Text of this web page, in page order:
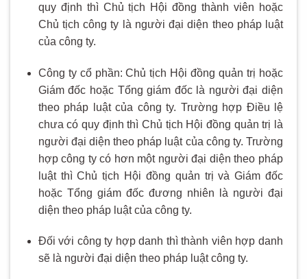
quy định thì Chủ tịch Hội đồng thành viên hoặc
Chủ tịch công ty là người đại diện theo pháp luật
của công ty.
Công ty cổ phần: Chủ tịch Hội đồng quản trị hoặc
Giám đốc hoặc Tổng giám đốc là người đại diện
theo pháp luật của công ty. Trường hợp Điều lệ
chưa có quy định thì Chủ tịch Hội đồng quản trị là
người đại diện theo pháp luật của công ty. Trường
hợp công ty có hơn một người đại diện theo pháp
luật thì Chủ tịch Hội đồng quản trị và Giám đốc
hoặc Tổng giám đốc đương nhiên là người đại
diện theo pháp luật của công ty.
Đối với công ty hợp danh thì thành viên hợp danh
sẽ là người đại diện theo pháp luật công ty.